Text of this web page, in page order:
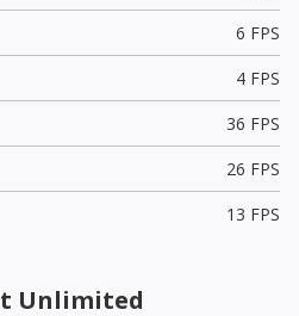
6 FPS
4 FPS
36 FPS
26 FPS
13 FPS
Unlimited